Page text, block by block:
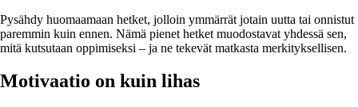
Pysähdy huomaamaan hetket, jolloin ymmärrät jotain uutta tai onnistut
paremmin kuin ennen. Nämä pienet hetket muodostavat yhdessä sen,
mitä kutsutaan oppimiseksi – ja ne tekevät matkasta merkityksellisen.
Motivaatio on kuin lihas